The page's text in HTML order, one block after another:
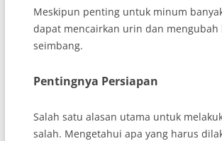
Meskipun penting untuk minum
dapat mencairkan urin dan
seimbang.
Pentingnya Persiapan
Salah satu alasan utama untuk
salah. Mengetahui apa yang harus